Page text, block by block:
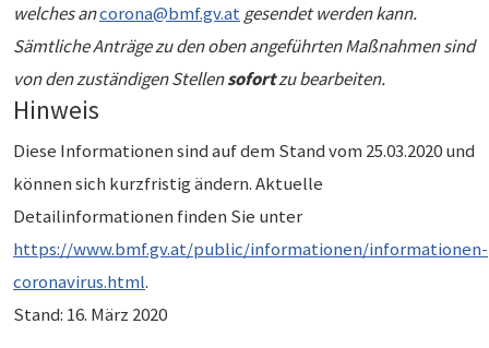
welches ancorona@bmf.gv.atgesendet werden kann.
Sämtliche Anträge zu den oben angeführten Maßnahmen sind
von den zuständigen Stellensofortzu bearbeiten.
Hinweis
Diese Informationen sind auf dem Stand vom 25.03.2020 und
können sich kurzfristig ändern. Aktuelle
Detailinformationen finden Sie unter
https://www.bmf.gv.at/public/informationen/informationen-
coronavirus.html.
Stand: 16. März 2020